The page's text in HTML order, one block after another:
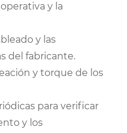
y la
y las
del fabricante.
y torque de los
para verificar
y los